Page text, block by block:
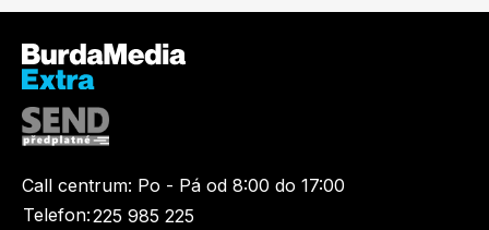
Call centrum: Po - Pá od 8:00 do 17:00
Telefon:225 985 225